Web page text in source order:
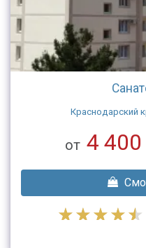
Краснодарский
от 4 400